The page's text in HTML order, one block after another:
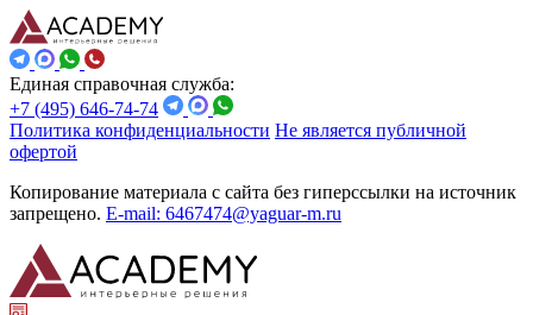
Единая справочная служба:
+7 (495) 646-74-74
Политика конфиденциальности Не является публичной
офертой
Копирование материала с сайта без гиперссылки на источник
запрещено. E-mail: 6467474@yaguar-m.ru